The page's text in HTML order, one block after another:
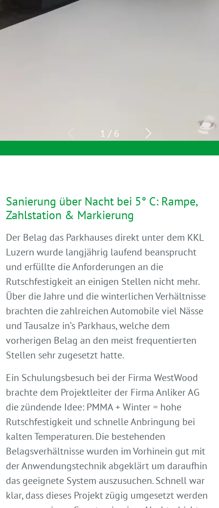
2 /6
Sanierung über Nacht bei 5° C: Rampe,
Zahlstation & Markierung
Der Belag das Parkhauses direkt unter dem KKL
Luzern wurde langjährig laufend beansprucht
und erfüllte die Anforderungen an die
Rutschfestigkeit an einigen Stellen nicht mehr.
Über die Jahre und die winterlichen Verhältnisse
brachten die zahlreichen Automobile viel Nässe
und Tausalze in‘s Parkhaus, welche dem
vorherigen Belag an den meist frequentierten
Stellen sehr zugesetzt hatte.
Ein Schulungsbesuch bei der Firma WestWood
brachte dem Projektleiter der Firma Anliker AG
die zündende Idee: PMMA + Winter = hohe
Rutschfestigkeit und schnelle Anbringung bei
kalten Temperaturen. Die bestehenden
Belagsverhältnisse wurden im Vorhinein gut mit
der Anwendungstechnik abgeklärt um daraufhin
das geeignete System auszusuchen. Schnell war
klar, dass dieses Projekt zügig umgesetzt werden